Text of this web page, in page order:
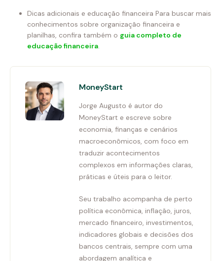
Dicas adicionais e educação financeira Para buscar mais
conhecimentos sobre organização financeira e
planilhas, confira também o guia completo de
educação financeira.
MoneyStart
Jorge Augusto é autor do
MoneyStart e escreve sobre
economia, finanças e cenários
macroeconômicos, com foco em
traduzir acontecimentos
complexos em informações claras,
práticas e úteis para o leitor.
Seu trabalho acompanha de perto
política econômica, inflação, juros,
mercado financeiro, investimentos,
indicadores globais e decisões dos
bancos centrais, sempre com uma
abordagem analítica e